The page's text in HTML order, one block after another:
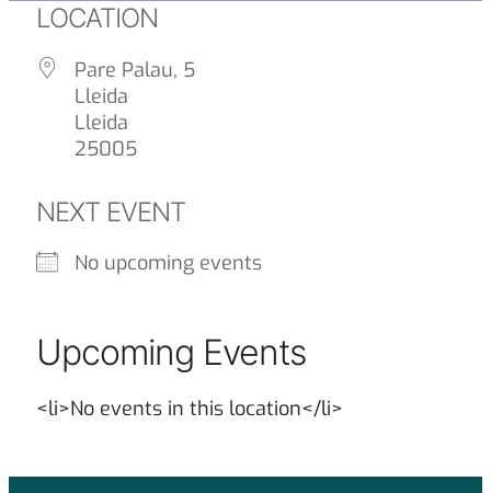
LOCATION
Pare Palau, 5
Lleida
Lleida
25005
NEXT EVENT
No upcoming events
Upcoming Events
<li>No events in this location</li>